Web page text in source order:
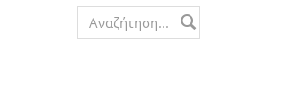
Search form